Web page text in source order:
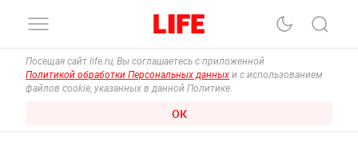
Посещая сайт life.ru, Вы соглашаетесь с приложенной
Политикой обработки Персональных данных и с использованием
файлов cookie, указанных в данной Политике.
ОК